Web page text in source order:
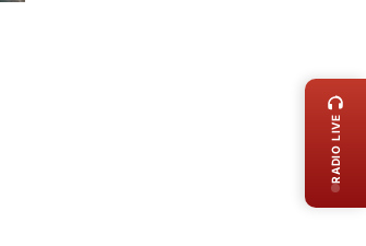
RADIO LIVE